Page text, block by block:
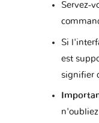
Servez-
Si
est
signifier